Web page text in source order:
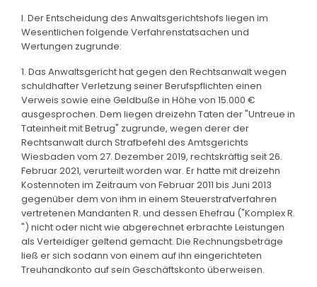
I. Der Entscheidung des Anwaltsgerichtshofs liegen im
Wesentlichen folgende Verfahrenstatsachen und
Wertungen zugrunde:
1. Das Anwaltsgericht hat gegen den Rechtsanwalt wegen
schuldhafter Verletzung seiner Berufspflichten einen
Verweis sowie eine Geldbuße in Höhe von 15.000 €
ausgesprochen. Dem liegen dreizehn Taten der "Untreue in
Tateinheit mit Betrug" zugrunde, wegen derer der
Rechtsanwalt durch Strafbefehl des Amtsgerichts
Wiesbaden vom 27. Dezember 2019, rechtskräftig seit 26.
Februar 2021, verurteilt worden war. Er hatte mit dreizehn
Kostennoten im Zeitraum von Februar 2011 bis Juni 2013
gegenüber dem von ihm in einem Steuerstrafverfahren
vertretenen Mandanten R. und dessen Ehefrau ("Komplex R.
") nicht oder nicht wie abgerechnet erbrachte Leistungen
als Verteidiger geltend gemacht. Die Rechnungsbeträge
ließ er sich sodann von einem auf ihn eingerichteten
Treuhandkonto auf sein Geschäftskonto überweisen.